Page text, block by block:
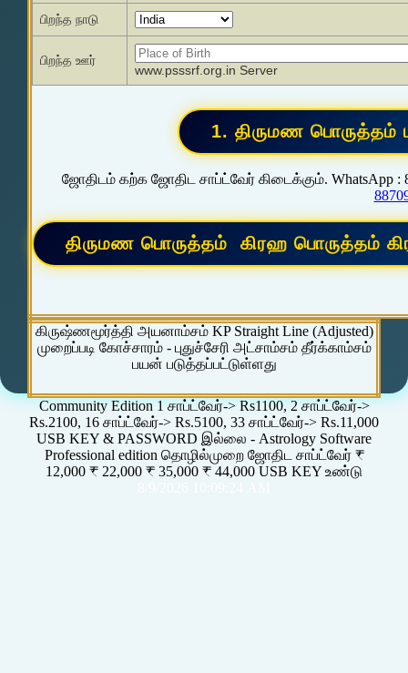
பிறந்த நாடு
பிறந்த ஊர்
www.psssrf.org.in Server
ஜோதிடம் கற்க ஜோதிட சாப்ட்வேர் கிடைக்கும். WhatsApp :
கிருஷ்ணமூர்த்தி அயனாம்சம் KP Straight Line (Adjusted)
முறைப்படி கோச்சாரம் - புதுச்சேரி அட்சாம்சம் தீர்க்காம்சம்
பயன் படுத்தப்பட்டுள்ளது
Community Edition 1 சாப்ட்வேர்-> Rs1100, 2 சாப்ட்வேர்->
Rs.2100, 16 சாப்ட்வேர்-> Rs.5100, 33 சாப்ட்வேர்-> Rs.11,000
USB KEY & PASSWORD இல்லை - Astrology Software
Professional edition தொழில்முறை ஜோதிட சாப்ட்வேர் ₹
12,000 ₹ 22,000 ₹ 35,000 ₹ 44,000 USB KEY உண்டு